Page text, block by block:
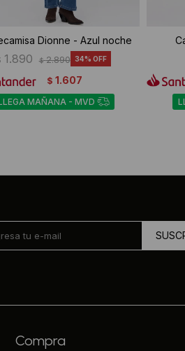
Dionne - Azul noche
1.890 $ 2.890 34
$ 1.607
MAÑANA - MVD
Compra